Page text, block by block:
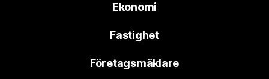
Ekonomi
Fastighet
Företagsmäklare